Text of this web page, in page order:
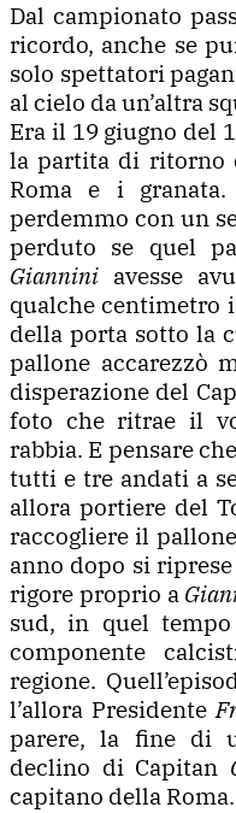
Dal campionato
ricordo, anche se
solo spettatori
al cielo da un’altra
Era il 19 giugno del
la partita di ritorno
Roma e i granata.
perdemmo con un
perduto se quel
Giannini avesse
qualche centimetro
della porta sotto la
pallone accarezzò
disperazione del
foto che ritrae il
rabbia. E pensare
tutti e tre andati a
allora portiere del
raccogliere il
anno dopo si
rigore proprio a
sud, in quel
componente
regione.
l’allora Presidente
parere, la fine di
declino di Capitan
capitano della Roma.